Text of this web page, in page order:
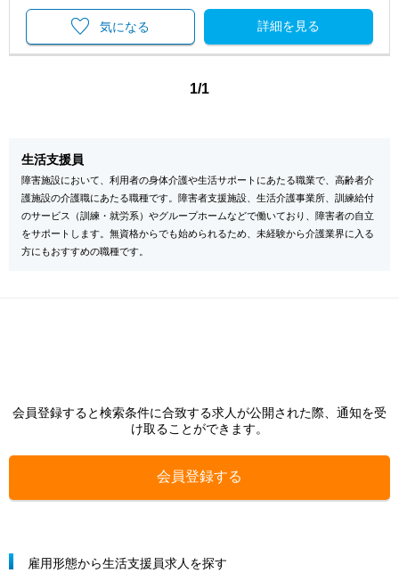
詳細を見る
気になる
1/1
生活支援員
障害施設において、利用者の身体介護や生活サポートにあたる職業で、高齢者介
護施設の介護職にあたる職種です。障害者支援施設、生活介護事業所、訓練給付
のサービス（訓練・就労系）やグループホームなどで働いており、障害者の自立
をサポートします。無資格からでも始められるため、未経験から介護業界に入る
方にもおすすめの職種です。
会員登録すると検索条件に合致する求人が公開された際、通知を受
け取ることができます。
会員登録する
雇用形態から生活支援員求人を探す